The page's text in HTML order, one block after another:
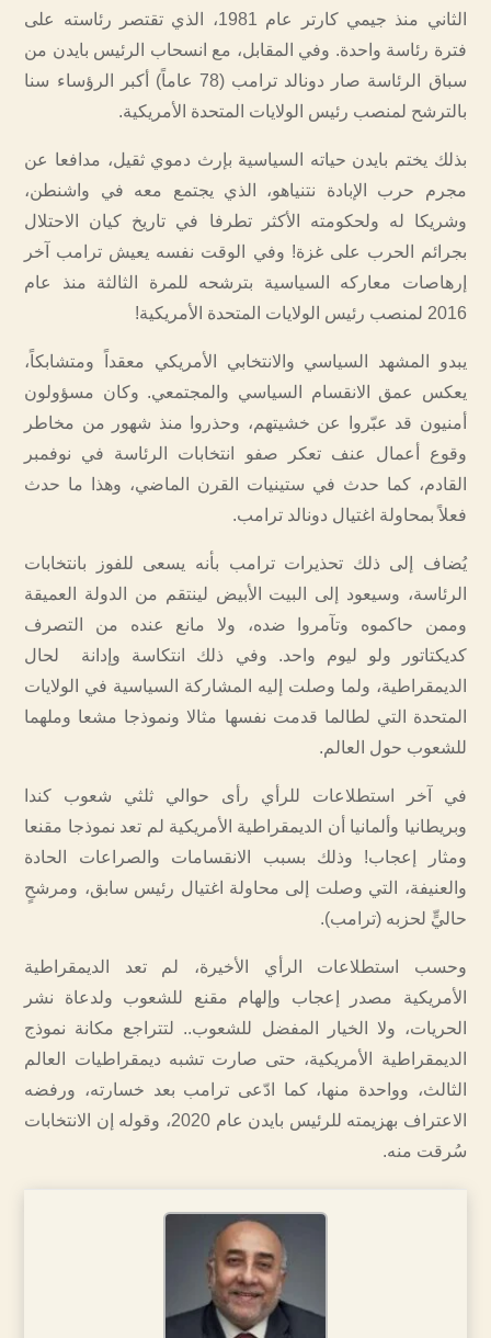
الثاني منذ جيمي كارتر عام 1981، الذي تقتصر رئاسته على
فترة رئاسة واحدة. وفي المقابل، مع انسحاب الرئيس بايدن من
سباق الرئاسة صار دونالد ترامب (78 عاماً) أكبر الرؤساء سنا
بالترشح لمنصب رئيس الولايات المتحدة الأمريكية.
بذلك يختم بايدن حياته السياسية بإرث دموي ثقيل، مدافعا عن
مجرم حرب الإبادة نتنياهو، الذي يجتمع معه في واشنطن،
وشريكا له ولحكومته الأكثر تطرفا في تاريخ كيان الاحتلال
بجرائم الحرب على غزة! وفي الوقت نفسه يعيش ترامب آخر
إرهاصات معاركه السياسية بترشحه للمرة الثالثة منذ عام
2016 لمنصب رئيس الولايات المتحدة الأمريكية!
يبدو المشهد السياسي والانتخابي الأمريكي معقداً ومتشابكاً،
يعكس عمق الانقسام السياسي والمجتمعي. وكان مسؤولون
أمنيون قد عبّروا عن خشيتهم، وحذروا منذ شهور من مخاطر
وقوع أعمال عنف تعكر صفو انتخابات الرئاسة في نوفمبر
القادم، كما حدث في ستينيات القرن الماضي، وهذا ما حدث
فعلاً بمحاولة اغتيال دونالد ترامب.
يُضاف إلى ذلك تحذيرات ترامب بأنه يسعى للفوز بانتخابات
الرئاسة، وسيعود إلى البيت الأبيض لينتقم من الدولة العميقة
وممن حاكموه وتآمروا ضده، ولا مانع عنده من التصرف
كديكتاتور ولو ليوم واحد. وفي ذلك انتكاسة وإدانة لحال
الديمقراطية، ولما وصلت إليه المشاركة السياسية في الولايات
المتحدة التي لطالما قدمت نفسها مثالا ونموذجا مشعا وملهما
للشعوب حول العالم.
في آخر استطلاعات للرأي رأى حوالي ثلثي شعوب كندا
وبريطانيا وألمانيا أن الديمقراطية الأمريكية لم تعد نموذجا مقنعا
ومثار إعجاب! وذلك بسبب الانقسامات والصراعات الحادة
والعنيفة، التي وصلت إلى محاولة اغتيال رئيس سابق، ومرشحٍ
حاليٍّ لحزبه (ترامب).
وحسب استطلاعات الرأي الأخيرة، لم تعد الديمقراطية
الأمريكية مصدر إعجاب وإلهام مقنع للشعوب ولدعاة نشر
الحريات، ولا الخيار المفضل للشعوب.. لتتراجع مكانة نموذج
الديمقراطية الأمريكية، حتى صارت تشبه ديمقراطيات العالم
الثالث، وواحدة منها، كما ادّعى ترامب بعد خسارته، ورفضه
الاعتراف بهزيمته للرئيس بايدن عام 2020، وقوله إن الانتخابات
سُرقت منه.